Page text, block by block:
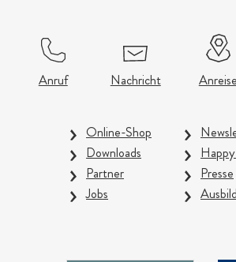
Anruf Nachricht Anreise
Online-Shop
Downloads
Partner
Presse
Jobs